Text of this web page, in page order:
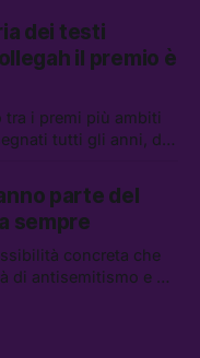
dei testi
il premio è
tra i premi più ambiti
tutti gli anni, dal
parte del
sempre
concreta che
di antisemitismo e di